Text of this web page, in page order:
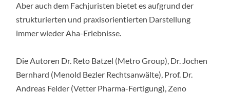
Aber auch dem Fachjuristen bietet es aufgrund der
strukturierten und praxisorientierten Darstellung
immer wieder Aha-Erlebnisse.
Die Autoren Dr. Reto Batzel (Metro Group), Dr. Jochen
Bernhard (Menold Bezler Rechtsanwälte), Prof. Dr.
Andreas Felder (Vetter Pharma-Fertigung), Zeno